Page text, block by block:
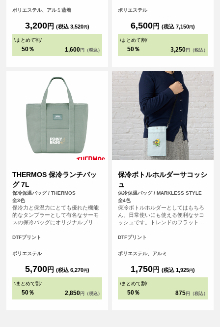
える仕様になっております。
ポリエステル、アルミ蒸着
3,200円 (税込 3,520円)
\まとめて割/
50％ 1,600 円（税込）
できる取り外し可能なストラップが
合わせたアイソテック2の断熱構造の
高い保冷力が冷たさと鮮度キープし
てくれます。部活・学校のお弁当や
ぴったりの保冷バッグです。記念品
ポリエステル
6,500円 (税込 7,150円)
\まとめて割/
50％ 3,250 円（税込）
THERMOS 保冷ランチバッ
グ 7L
保冷保温バッグ / THERMOS
全3色
保冷力と保温力にとても優れた機能
的なタンブラーとして有名なサーモ
スの保冷バッグにオリジナルプリン
バッグ7L（RFF-007）は、500mlの
で、マチが広めで幅の広いお弁当箱
ットできるメッシュポケットが付い
ています。大容量サイズで沢山持ち
運びできます。
DTFプリント
ポリエステル
5,700円 (税込 6,270円)
\まとめて割/
50％ 2,850 円（税込）
保冷ボトルホルダーサコッシ
ュ
保冷保温バッグ / MARKLESS STYLE
全4色
保冷ボトルホルダーとしてはもちろ
ん、日常使いにも使える便利なサコ
ッシュです。トレンドのフラット型
ろん、日常にもマッチするスタイリ
を入れるのにも便利なサイズ感で、
いただけます。またショルダーは取
り外し・長さ調整が可能なので、保
冷ポーチとして使用することもでき
DTFプリント
ポリエステル、アルミ
1,750円 (税込 1,925円)
\まとめて割/
50％ 875 円（税込）